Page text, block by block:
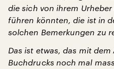
die sich von ihrem
führen könnten, die ist in
solchen Bemerkungen zu
Das ist etwas, das mit
Buchdrucks noch mal